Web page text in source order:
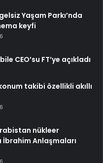
Yaşam Parkı’nda
keyfi
CEO’su FT’ye açıkladı
takibi özellikli akıllı
nükleer
İbrahim Anlaşmaları